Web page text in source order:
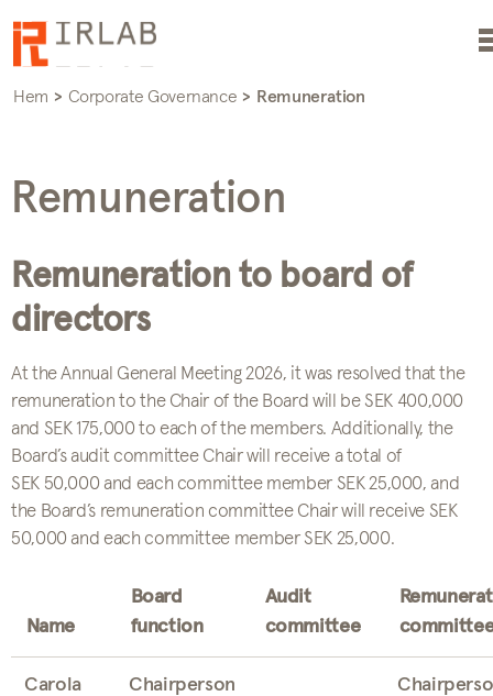
Hem > Corporate Governance > Remuneration
Remuneration
Remuneration to board of
directors
At the Annual General Meeting 2026, it was resolved that the
remuneration to the Chair of the Board will be SEK 400,000
and SEK 175,000 to each of the members. Additionally, the
Board’s audit committee Chair will receive a total of
SEK 50,000 and each committee member SEK 25,000, and
the Board’s remuneration committee Chair will receive SEK
50,000 and each committee member SEK 25,000.
Name
Board
function
Audit
committee
Carola
Chairperson